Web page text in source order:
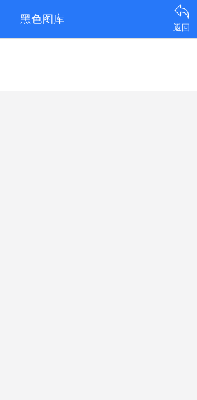
黑色图库
返回